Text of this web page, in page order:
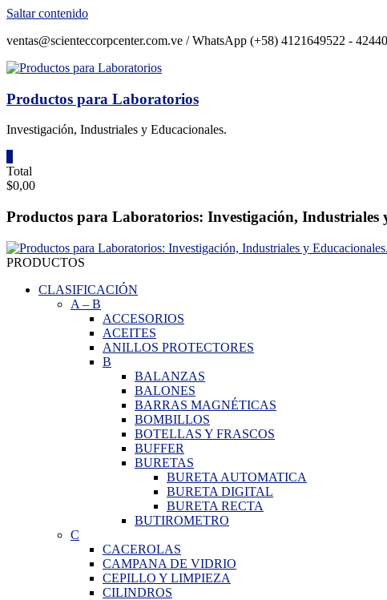
Saltar contenido
ventas@scienteccorpcenter.com.ve / WhatsApp (+58) 4121649522 -
Productos para Laboratorios
Investigación, Industriales y Educacionales.
Total
$0,00
Productos para Laboratorios: Investigación, Industriales
PRODUCTOS
CLASIFICACIÓN
A – B
ACCESORIOS
ACEITES
ANILLOS PROTECTORES
B
BALANZAS
BALONES
BARRAS MAGNÉTICAS
BOMBILLOS
BOTELLAS Y FRASCOS
BUFFER
BURETAS
BURETA AUTOMATICA
BURETA DIGITAL
BURETA RECTA
BUTIROMETRO
C
CACEROLAS
CAMPANA DE VIDRIO
CEPILLO Y LIMPIEZA
CILINDROS